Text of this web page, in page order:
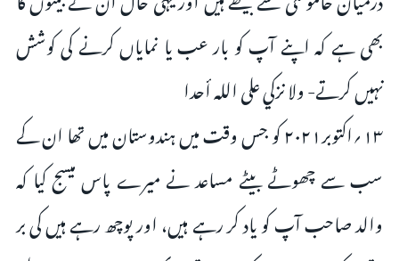
بھی ہے کہ اپنے آپ کو بار عب یا نمایاں کرنے کی کوشش
نہیں کرتے- ولا نزكي على الله أحدا
۱۳؍اكتوبر۲۰۲۱ کو جس وقت میں ہندوستان میں تھا ان کے
سب سے چھوٹے بیٹے مساعد نے میرے پاس میسج کیا کہ
والد صاحب آپ کو یاد کر رہے ہیں، اور پوچھ رہے ہیں کی بر